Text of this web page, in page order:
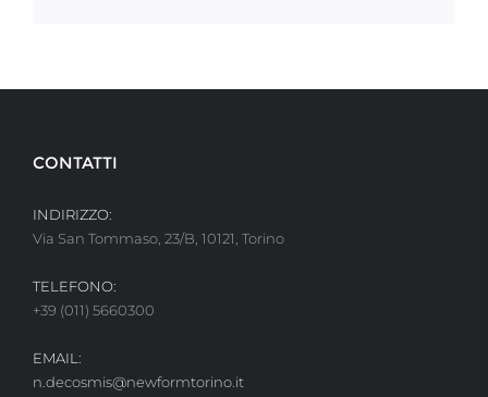
CONTATTI
INDIRIZZO:
Via San Tommaso, 23/B, 10121, Torino
TELEFONO:
+39 (011) 5660300
EMAIL:
n.decosmis@newformtorino.it